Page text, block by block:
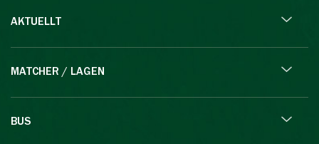
AKTUELLT
MATCHER / LAGEN
BUS